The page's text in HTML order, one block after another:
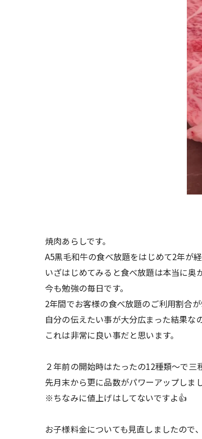
焼肉あらしです。
A5黒毛和牛の食べ放題をはじめて2年が経
いざはじめてみると食べ放題は本当に奥
今も勉強の毎日です。
2年間でお客様の食べ放題のご利用割合が
自分の伝えたい事が大分広まった結果なの
これは非常に良い事だと思います。
２年前の開始時はたったの12種類～で
先月末から更に品数がパワーアップしまし
※ちなみに値上げはしてないですよ👍️
お子様料金についても見直しましたので